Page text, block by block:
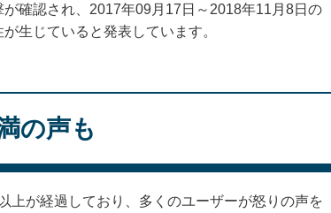
確認され、2017年09月17日～2018年11月8日の
生じていると発表しています。
の声も
上が経過しており、多くのユーザーが怒りの声を